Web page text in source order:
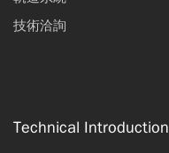
技術洽詢
Technical Introduction